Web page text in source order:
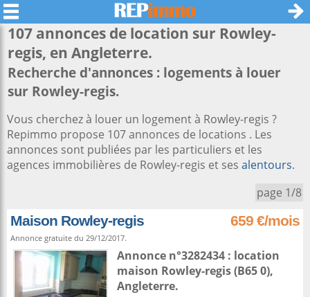
107 annonces de location sur Rowley-
regis, en Angleterre.
Recherche d'annonces : logements à louer
sur Rowley-regis.
Vous cherchez à louer un logement à Rowley-regis ?
Repimmo propose 107 annonces de locations . Les
annonces sont publiées par les particuliers et les
agences immobilières de Rowley-regis et ses alentours.
page 1/8
Maison Rowley-regis 659 €/mois
Annonce gratuite du 29/12/2017.
Annonce n°3282434 : location
maison Rowley-regis(B65 0),
Angleterre.